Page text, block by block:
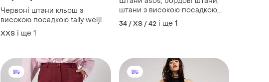
Червоні штани кльош з
високою посадкою tally weijl
(екошкіра)
XХS і ще 1
штани з високою посадкою,
щільні штани з розрізом,
штани з відкритим швом,
34 / XS / 42 і ще 1